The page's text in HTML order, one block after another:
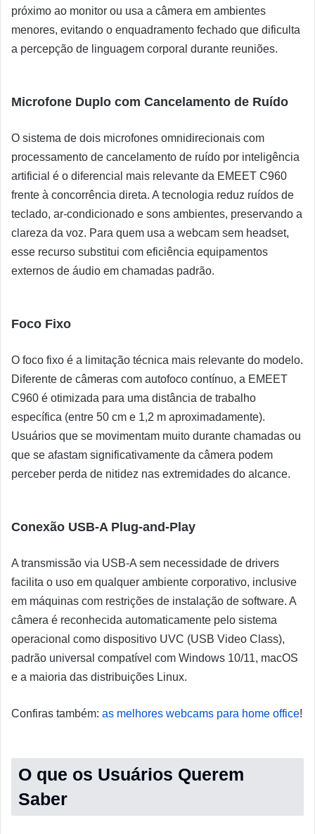
próximo ao monitor ou usa a câmera em ambientes
menores, evitando o enquadramento fechado que dificulta
a percepção de linguagem corporal durante reuniões.
Microfone Duplo com Cancelamento de Ruído
O sistema de dois microfones omnidirecionais com
processamento de cancelamento de ruído por inteligência
artificial é o diferencial mais relevante da EMEET C960
frente à concorrência direta. A tecnologia reduz ruídos de
teclado, ar-condicionado e sons ambientes, preservando a
clareza da voz. Para quem usa a webcam sem headset,
esse recurso substitui com eficiência equipamentos
externos de áudio em chamadas padrão.
Foco Fixo
O foco fixo é a limitação técnica mais relevante do modelo.
Diferente de câmeras com autofoco contínuo, a EMEET
C960 é otimizada para uma distância de trabalho
específica (entre 50 cm e 1,2 m aproximadamente).
Usuários que se movimentam muito durante chamadas ou
que se afastam significativamente da câmera podem
perceber perda de nitidez nas extremidades do alcance.
Conexão USB-A Plug-and-Play
A transmissão via USB-A sem necessidade de drivers
facilita o uso em qualquer ambiente corporativo, inclusive
em máquinas com restrições de instalação de software. A
câmera é reconhecida automaticamente pelo sistema
operacional como dispositivo UVC (USB Video Class),
padrão universal compatível com Windows 10/11, macOS
e a maioria das distribuições Linux.
Confiras também: as melhores webcams para home office!
O que os Usuários Querem
Saber